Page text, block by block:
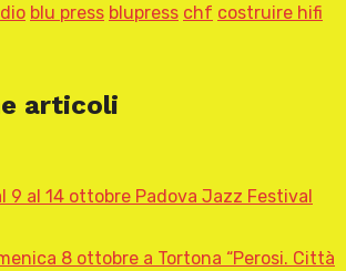
blu press blupress chf costruire hifi
articoli
9 al 14 ottobre Padova Jazz Festival
8 ottobre a Tortona “Perosi. Città